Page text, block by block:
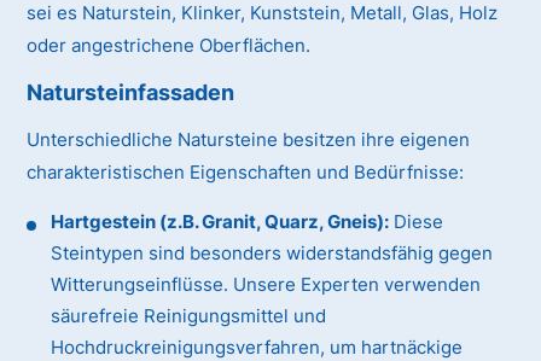
sei es Naturstein, Klinker, Kunststein, Metall, Glas, Holz
oder angestrichene Oberflächen.
Natursteinfassaden
Unterschiedliche Natursteine besitzen ihre eigenen
charakteristischen Eigenschaften und Bedürfnisse:
Hartgestein (z.B. Granit, Quarz, Gneis): Diese
Steintypen sind besonders widerstandsfähig gegen
Witterungseinflüsse. Unsere Experten verwenden
säurefreie Reinigungsmittel und
Hochdruckreinigungsverfahren, um hartnäckige